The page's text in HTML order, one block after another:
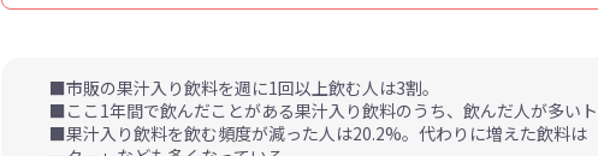
■市販の果汁入り飲料を週に1回以上飲む人は3割。
■ここ1年間で飲んだことがある果汁入り飲料のうち、飲んだ人が多い
■果汁入り飲料を飲む頻度が減った人は20.2%。代わりに増えた飲料は